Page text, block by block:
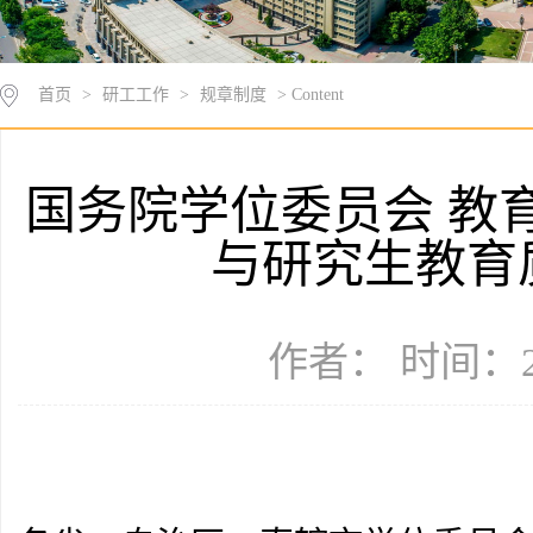
首页 > 研工工作 > 规章制度 > Content
国务院学位委员会 教
与研究生教
作者： 时间：